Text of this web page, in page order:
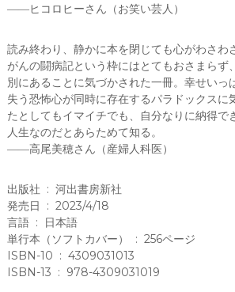
――ヒコロヒーさん（お笑い芸人）
読み終わり、静かに本を閉じても心がわさわ
がんの闘病記という枠にはとてもおさまらず
別にあることに気づかされた一冊。幸せいっ
失う恐怖心が同時に存在するパラドックスに
たとしてもイマイチでも、自分なりに納得で
人生なのだとあらためて知る。
――高尾美穂さん（産婦人科医）
出版社 ‏ : ‎ 河出書房新社
発売日 ‏ : ‎ 2023/4/18
言語 ‏ : ‎ 日本語
単行本（ソフトカバー） ‏ : ‎ 256ページ
ISBN-10 ‏ : ‎ 4309031013
ISBN-13 ‏ : ‎ 978-4309031019